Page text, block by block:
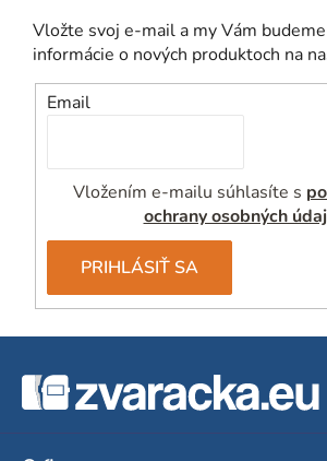
Vložte svoj e-mail a my Vám
informácie o nových produktoch na
Email
Vložením e-mailu súhlasíte s
ochrany osobných
PRIHLÁSIŤ SA